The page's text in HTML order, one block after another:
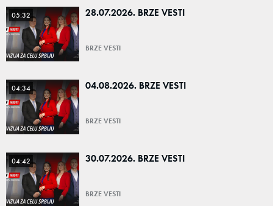
05:32 28.07.2026. BRZE VESTI
BRZE VESTI
04:34 04.08.2026. BRZE VESTI
BRZE VESTI
04:42 30.07.2026. BRZE VESTI
BRZE VESTI